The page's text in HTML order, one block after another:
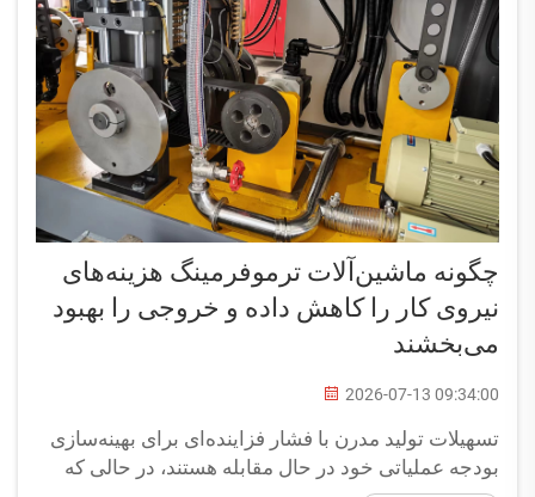
چگونه ماشین‌آلات ترموفرمینگ هزینه‌های
نیروی کار را کاهش داده و خروجی را بهبود
می‌بخشند
2026-07-13 09:34:00
تسهیلات تولید مدرن با فشار فزاینده‌ای برای بهینه‌سازی
بودجه عملیاتی خود در حال مقابله هستند، در حالی که